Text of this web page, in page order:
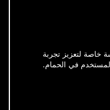
خاصة لتعزيز تجربة
في الحمام.